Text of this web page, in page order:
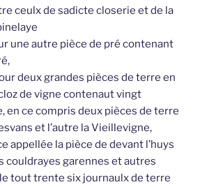
ceulx de sadicte closerie et de la
une autre pièce de pré contenant
deux grandes pièces de terre en
de vigne contenaut vingt
en ce compris deux pièces de terre
et l’autre la Vieillevigne,
appellée la pièce de devant l’huys
couldrayes garennes et autres
tout trente six journaulx de terre